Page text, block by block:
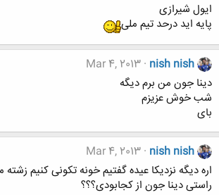
ایول شیرازی
پایه اید درحد تیم ملی
nish nish
Mar 4, 2013
دینا جون من برم دیگه
شب خوش عزیزم
بای
nish nish
Mar 4, 2013
اره دیگه نزدیکا عیده گفتیم خونه تکونی کنیم
راستی دینا جون از کجابودی؟؟؟